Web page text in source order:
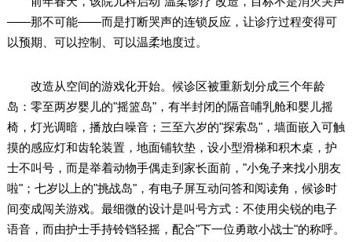
——那不可能——而是打断哭声的连锁反应，让诊疗过程变得可
以预期、可以控制、可以温柔地度过。
改造从空间的游戏化开始。候诊区被重新划分成三个年龄
岛：零至两岁婴儿的"摇篮岛"，有半封闭的隔音哺乳舱和婴儿摇
椅，灯光调暗，播放白噪音；三至六岁的"探索岛"，墙面嵌入可触
摸的感应灯和齿轮装置，地面铺软垫，设小型滑梯和积木桌，护
士不叫号，而是举着动物手偶走到家长面前，"小兔子来找小朋友
啦"；七岁以上的"挑战岛"，有电子屏互动问答和阅读角，候诊时
间变成闯关游戏。最细微的设计是叫号方式：不使用尖锐的电子
语音，而由护士手持铃铛轻摇，配合"下一位勇敢小战士"的称呼。